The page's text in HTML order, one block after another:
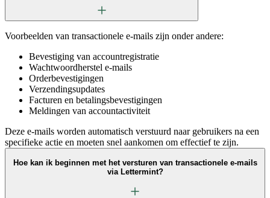
Voorbeelden van transactionele e-mails zijn onder andere:
Bevestiging van accountregistratie
Wachtwoordherstel e-mails
Orderbevestigingen
Verzendingsupdates
Facturen en betalingsbevestigingen
Meldingen van accountactiviteit
Deze e-mails worden automatisch verstuurd naar gebruikers na een
specifieke actie en moeten snel aankomen om effectief te zijn.
Hoe kan ik beginnen met het versturen van transactionele e-mails
via Lettermint?